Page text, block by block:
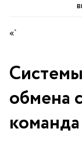
«`
обмена
команда